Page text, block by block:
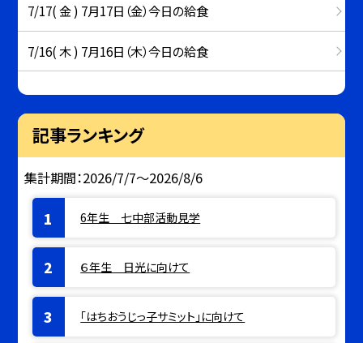
7/17( 金 ) 7月17日（金）今日の給食
7/16( 木 ) 7月16日（木）今日の給食
記事ランキング
集計期間：2026/7/7～2026/8/6
6年生 七中部活動見学
６年生 日光に向けて
「はちおうじっ子サミット」に向けて